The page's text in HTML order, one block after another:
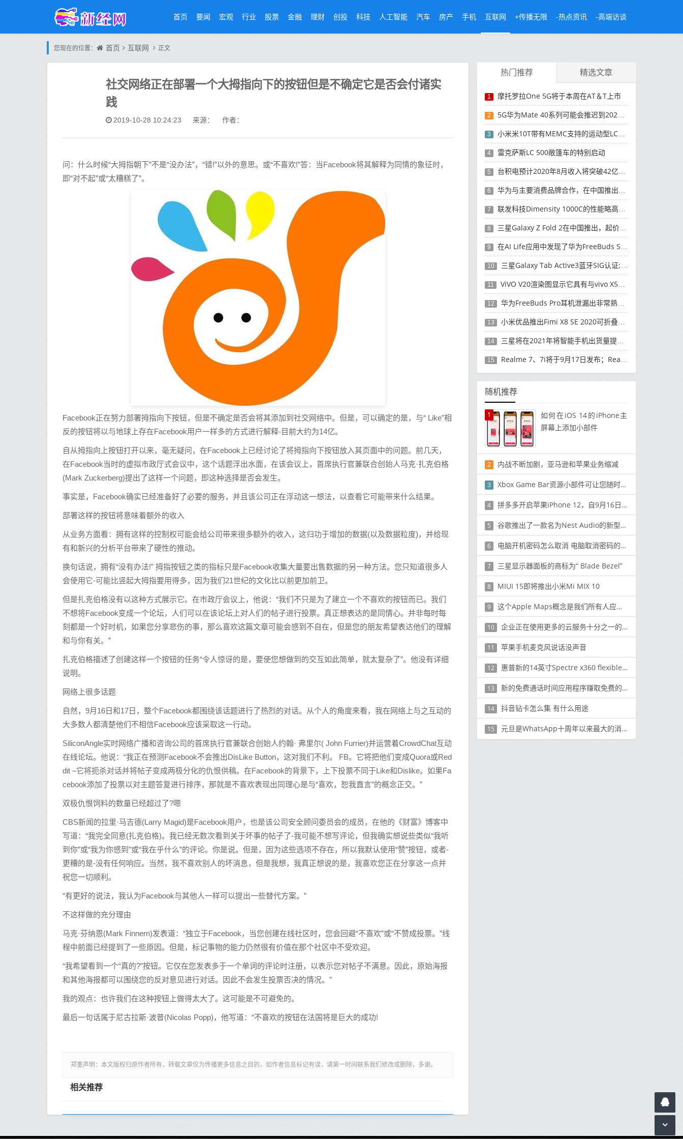
首页 要闻 宏观 行业 股票 金融 理财 创投 科技 人工智能 汽车 房产 手机 互联网 +传播无限 -热点资讯 -高端访谈
您现在的位置： 首页 互联网 正文
社交网络正在部署一个大拇指向下的按钮但是不确定它是否会付诸实
践
2019-10-28 10:24:23 来源： 作者：
问：什么时候“大拇指朝下”不是“没办法”，“错!”以外的意思。或“不喜欢!”答：当Facebook将其解释为同情的象征时，
即“对不起”或“太糟糕了”。
Facebook正在努力部署拇指向下按钮，但是不确定是否会将其添加到社交网络中。但是，可以确定的是，与“ Like”相
反的按钮将以与地球上存在Facebook用户一样多的方式进行解释-目前大约为14亿。
自从拇指向上按钮打开以来，毫无疑问，在Facebook上已经讨论了将拇指向下按钮放入其页面中的问题。前几天，
在Facebook当时的虚拟市政厅式会议中，这个话题浮出水面，在该会议上，首席执行官兼联合创始人马克·扎克伯格
(Mark Zuckerberg)提出了这样一个问题，即这种选择是否会发生。
事实是，Facebook确实已经准备好了必要的服务，并且该公司正在浮动这一想法，以查看它可能带来什么结果。
部署这样的按钮将意味着额外的收入
从业务方面看：拥有这样的控制权可能会给公司带来很多额外的收入，这归功于增加的数据(以及数据粒度)，并给现
有和新兴的分析平台带来了硬性的推动。
换句话说，拥有“没有办法!” 拇指按钮之类的指标只是Facebook收集大量要出售数据的另一种方法。您只知道很多人
会使用它-可能比竖起大拇指要用得多，因为我们21世纪的文化比以前更加前卫。
但是扎克伯格没有以这种方式展示它。在市政厅会议上，他说：“我们不只是为了建立一个不喜欢的按钮而已。我们
不想将Facebook变成一个论坛，人们可以在该论坛上对人们的帖子进行投票。真正想表达的是同情心。并非每时每
刻都是一个好时机，如果您分享悲伤的事，那么喜欢这篇文章可能会感到不自在，但是您的朋友希望表达他们的理解
和与你有关。”
扎克伯格描述了创建这样一个按钮的任务“令人惊讶的是，要使您想做到的交互如此简单，就太复杂了”。他没有详细
说明。
网络上很多话题
自然，9月16日和17日，整个Facebook都围绕该话题进行了热烈的对话。从个人的角度来看，我在网络上与之互动的
大多数人都清楚他们不相信Facebook应该采取这一行动。
SiliconAngle实时网络广播和咨询公司的首席执行官兼联合创始人约翰· 弗里尔( John Furrier)并运营着CrowdChat互动
在线论坛。他说：“我正在预测Facebook不会推出DisLike Button，这对我们不利。 FB。它将把他们变成Quora或Red
dit –它将扼杀对话并将帖子变成两极分化的仇恨供稿。在Facebook的背景下，上下投票不同于Like和Dislike。如果Fa
cebook添加了投票以对主题答复进行排序，那就是不喜欢表现出同理心是与“喜欢，恕我直言”的概念正交。”
双极仇恨饲料的数量已经超过了?嗯
CBS新闻的拉里·马吉德(Larry Magid)是Facebook用户，也是该公司安全顾问委员会的成员，在他的《财富》博客中
写道：“我完全同意(扎克伯格)。我已经无数次看到关于坏事的帖子了-我可能不想写评论，但我确实想说些类似“我听
到你”或“我为你感到”或“我在乎什么”的评论。你是说。但是，因为这些选项不存在，所以我默认使用“赞”按钮，或者-
更糟的是-没有任何响应。当然，我不喜欢别人的坏消息，但是我想，我真正想说的是，我喜欢您正在分享这一点并
祝您一切顺利。
“有更好的说法，我认为Facebook与其他人一样可以提出一些替代方案。”
不这样做的充分理由
马克·芬纳恩(Mark Finnern)发表道：“独立于Facebook，当您创建在线社区时，您会回避“不喜欢”或“不赞成投票。”线
程中前面已经提到了一些原因。但是，标记事物的能力仍然很有价值在那个社区中不受欢迎。
“我希望看到一个“真的?”按钮。它仅在您发表多于一个单词的评论时注册，以表示您对帖子不满意。因此，原始海报
和其他海报都可以围绕您的反对意见进行对话。因此不会发生投票否决的情况。”
我的观点：也许我们在这种按钮上做得太大了。这可能是不可避免的。
最后一句话属于尼古拉斯·波普(Nicolas Popp)，他写道：“不喜欢的按钮在法国将是巨大的成功!
郑重声明：本文版权归原作者所有，转载文章仅为传播更多信息之目的，如作者信息标记有误，请第一时间联系我们修改或删除，多谢。
相关推荐
热门推荐 精选文章
1 摩托罗拉One 5G将于本周在AT＆T上市
2 5G华为Mate 40系列可能会推迟到2021年
3 小米米10T带有MEMC支持的运动型LCD屏幕
4 雷克萨斯LC 500敞篷车的特别启动
5 台积电预计2020年8月收入将突破42亿美元，创历史新高
6 华为与主要消费品牌合作，在中国推出采用HarmonyOS 2.0的智能家居产品
7 联发科技Dimensity 1000C的性能略高于Snapdragon 765G
8 三星Galaxy Z Fold 2在中国推出，起价为16,999元
9 在AI Life应用中发现了华为FreeBuds Studio耳机
10 三星Galaxy Tab Active3蓝牙SIG认证; 发布可能快要结束了
11 ViVO V20渲染图显示它具有与vivo X50 Pro类似的后部设计
12 华为FreeBuds Pro耳机泄漏出非常熟悉的设计
13 小米优品推出Fimi X8 SE 2020可折叠无人机
14 三星将在2021年将智能手机出货量提高至3亿部
15 Realme 7、7i将于9月17日发布；Realme 7i的完整规格并导致泄漏
随机推荐
1
如何在iOS 14的iPhone主
屏幕上添加小部件
2 内战不断加剧，亚马逊和苹果业务缩减
3 Xbox Game Bar资源小部件可让您随时关注性能
4 拼多多开启苹果iPhone 12，自9月16日起宣布销售
5 谷歌推出了一款名为Nest Audio的新型智能音箱
6 电脑开机密码怎么取消 电脑取消密码的方法详解
7 三星显示器面板的商标为“ Blade Bezel”
8 MIUI 15即将推出小米Mi MIX 10
9 这个Apple Maps概念是我们所有人应得的导航应用程序
10 企业正在使用更多的云服务十分之一的企业在公司外部共享文档
11 苹果手机麦克风说话没声音
12 惠普新的14英寸Spectre x360 flexible笔记本电脑通过Evo认证
13 新的免费通话时间应用程序赚取免费的手机充值卡和礼品卡
14 抖音钻卡怎么集 有什么用途
15 元旦是WhatsApp十周年以来最大的消息传递日